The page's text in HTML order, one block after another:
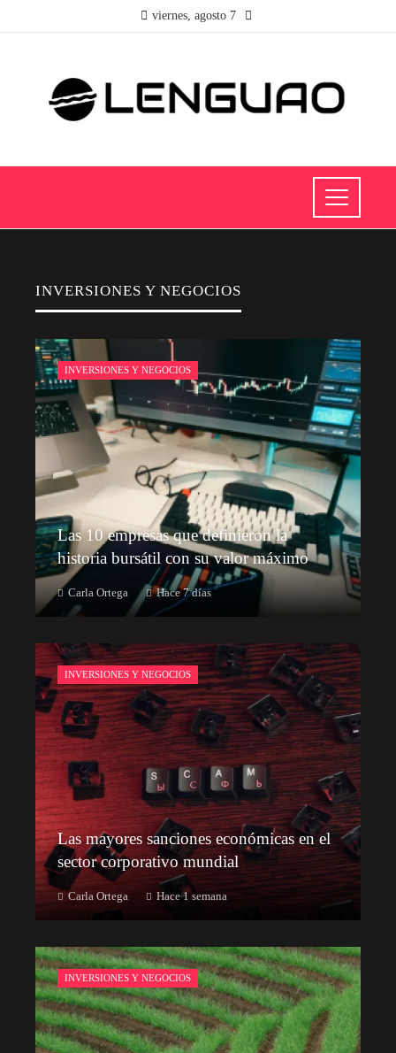
viernes, agosto 7
INVERSIONES Y NEGOCIOS
INVERSIONES Y NEGOCIOS
Las 10 empresas que definieron la
historia bursátil con su valor máximo
Carla Ortega Hace 7 días
INVERSIONES Y NEGOCIOS
Las mayores sanciones económicas en el
sector corporativo mundial
Carla Ortega Hace 1 semana
INVERSIONES Y NEGOCIOS